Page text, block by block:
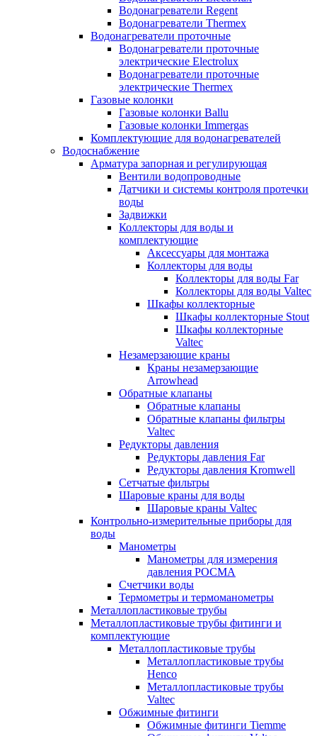
Водонагреватели Regent
Водонагреватели Thermex
Водонагреватели проточные
Водонагреватели проточные
электрические Electrolux
Водонагреватели проточные
электрические Thermex
Газовые колонки
Газовые колонки Ballu
Газовые колонки Immergas
Комплектующие для водонагревателей
Водоснабжение
Арматура запорная и регулирующая
Вентили водопроводные
Датчики и системы контроля протечки
воды
Задвижки
Коллекторы для воды и
комплектующие
Аксессуары для монтажа
Коллекторы для воды
Коллекторы для воды Far
Коллекторы для воды Valtec
Шкафы коллекторные
Шкафы коллекторные Stout
Шкафы коллекторные
Valtec
Незамерзающие краны
Краны незамерзающие
Arrowhead
Обратные клапаны
Обратные клапаны
Обратные клапаны фильтры
Valtec
Редукторы давления
Редукторы давления Far
Редукторы давления Kromwell
Сетчатые фильтры
Шаровые краны для воды
Шаровые краны Valtec
Контрольно-измерительные приборы для
воды
Манометры
Манометры для измерения
давления РОСМА
Счетчики воды
Термометры и термоманометры
Металлопластиковые трубы
Металлопластиковые трубы фитинги и
комплектующие
Металлопластиковые трубы
Металлопластиковые трубы
Henco
Металлопластиковые трубы
Valtec
Обжимные фитинги
Обжимные фитинги Tiemme